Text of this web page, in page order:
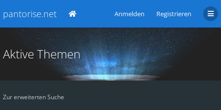
pantorise.net Anmelden Registrieren
Aktive Themen
Zur erweiterten Suche